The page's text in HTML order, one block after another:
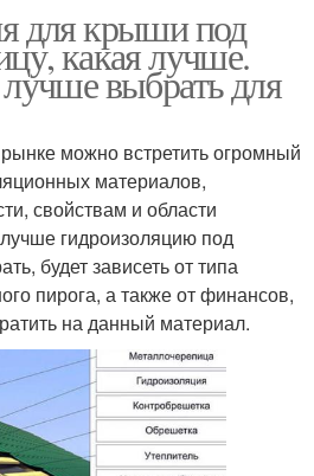
для крыши под
какая лучше.
выбрать для
можно встретить огромный
материалов,
свойствам и области
гидроизоляцию под
будет зависеть от типа
пирога, а также от финансов,
на данный материал.